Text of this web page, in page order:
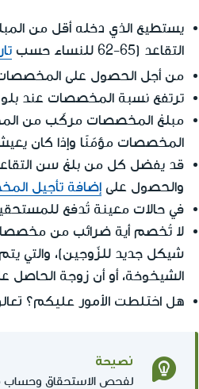
يستطيع الذي دخله أقل من
التقاعد (65-62 للنساء حسب
من أجل الحصول على
ترتفع نسبة المخصصات عند بلوغ سن الـ80 لمبلغ 1٬941 شيكل جديد على
مبلغ المخصصات مركّب من
المخصصات مؤمّنًا وإذا كان يعيش
قد يفضل كل من بلغ سن
والحصول على إضافة تأجيل
في حالات معينة تُدفع
لا تُخصم أية ضرائب من
شيكل جديد للزّوجين)، والتي
الشيخوخة، أو أن زوجة
هل اختلطت الأمور عليكم؟
نصيحة
لفحص الاستحقاق